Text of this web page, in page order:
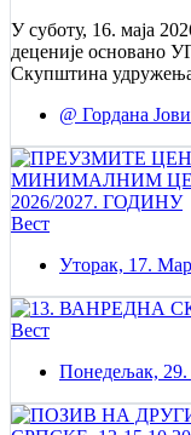
У суботу, 16. маја
деценије основано
Скупштина
@ Гордана
Вест
Уторак, 17.
Вест
Понедељак,